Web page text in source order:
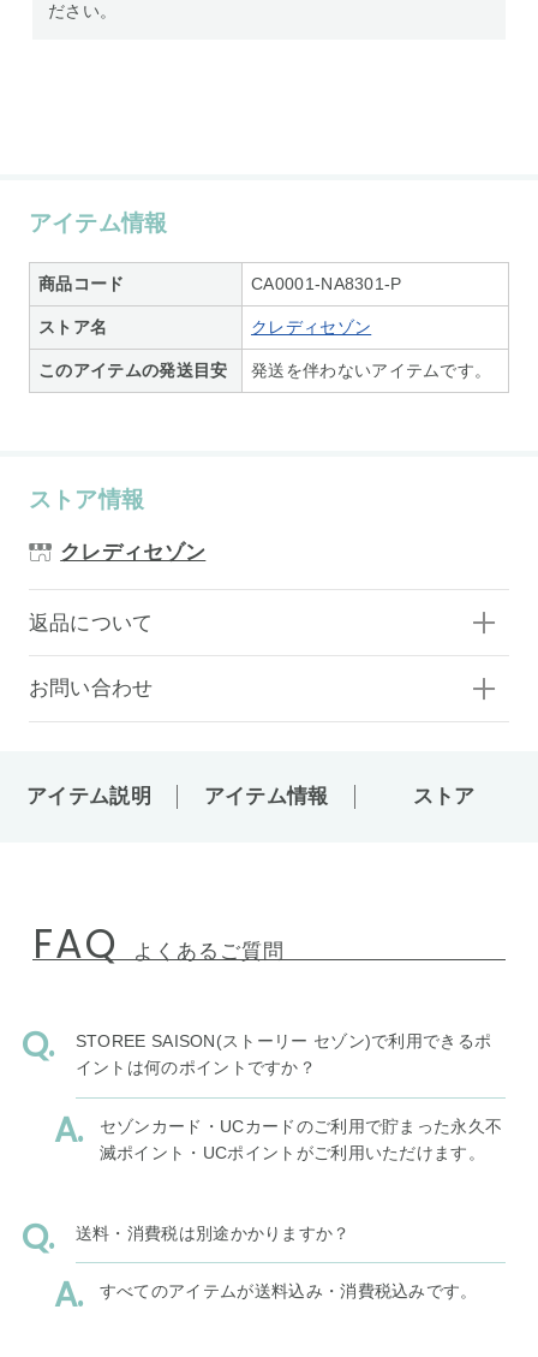
ださい。
アイテム情報
商品コード CA0001-NA8301-P
ストア名 クレディセゾン
このアイテムの発送目安 発送を伴わないアイテムです。
ストア情報
クレディセゾン
返品について
お問い合わせ
アイテム説明 アイテム情報 ストア
FAQ よくあるご質問
STOREE SAISON(ストーリー セゾン)で利用できるポ
イントは何のポイントですか？
セゾンカード・UCカードのご利用で貯まった永久不
滅ポイント・UCポイントがご利用いただけます。
送料・消費税は別途かかりますか？
すべてのアイテムが送料込み・消費税込みです。